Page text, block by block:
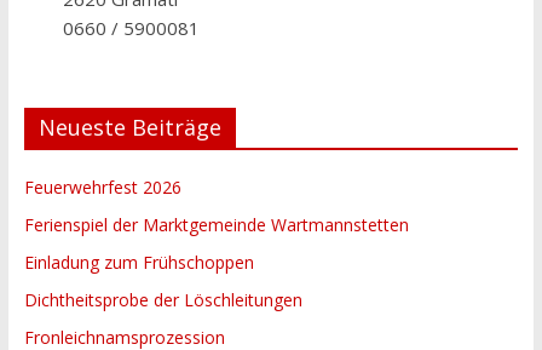
0660 / 5900081
Neueste Beiträge
Feuerwehrfest 2026
Ferienspiel der Marktgemeinde Wartmannstetten
Einladung zum Frühschoppen
Dichtheitsprobe der Löschleitungen
Fronleichnamsprozession